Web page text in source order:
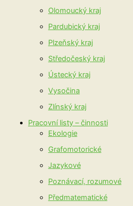
Olomoucký kraj
Pardubický kraj
Plzeňský kraj
Středočeský kraj
Ústecký kraj
Vysočina
Zlínský kraj
Pracovní listy – činnosti
Ekologie
Grafomotorické
Jazykové
Poznávací, rozumové
Předmatematické